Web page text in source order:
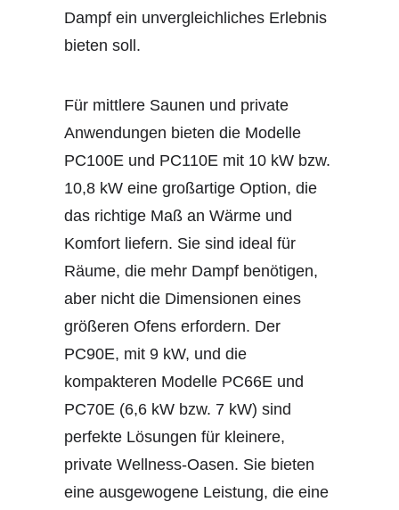
Dampf ein unvergleichliches Erlebnis
bieten soll.
Für mittlere Saunen und private
Anwendungen bieten die Modelle
PC100E und PC110E mit 10 kW bzw.
10,8 kW eine großartige Option, die
das richtige Maß an Wärme und
Komfort liefern. Sie sind ideal für
Räume, die mehr Dampf benötigen,
aber nicht die Dimensionen eines
größeren Ofens erfordern. Der
PC90E, mit 9 kW, und die
kompakteren Modelle PC66E und
PC70E (6,6 kW bzw. 7 kW) sind
perfekte Lösungen für kleinere,
private Wellness-Oasen. Sie bieten
eine ausgewogene Leistung, die eine